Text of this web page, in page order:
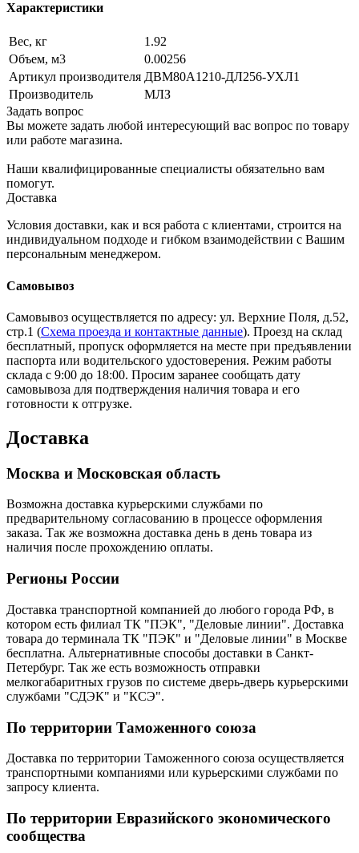
Характеристики
Вес, кг
1.92
Объем, м3
0.00256
Артикул производителя ДВМ80А1210-ДЛ256-УХЛ1
Производитель
МЛЗ
Задать вопрос
Вы можете задать любой интересующий вас вопрос по товару
или работе магазина.
Наши квалифицированные специалисты обязательно вам
помогут.
Доставка
Условия доставки, как и вся работа с клиентами, строится на
индивидуальном подходе и гибком взаимодействии с Вашим
персональным менеджером.
Самовывоз
Самовывоз осуществляется по адресу: ул. Верхние Поля, д.52,
стр.1 (Схема проезда и контактные данные). Проезд на склад
бесплатный, пропуск оформляется на месте при предъявлении
паспорта или водительского удостоверения. Режим работы
склада с 9:00 до 18:00. Просим заранее сообщать дату
самовывоза для подтверждения наличия товара и его
готовности к отгрузке.
Доставка
Москва и Московская область
Возможна доставка курьерскими службами по
предварительному согласованию в процессе оформления
заказа. Так же возможна доставка день в день товара из
наличия после прохождению оплаты.
Регионы России
Доставка транспортной компанией до любого города РФ, в
котором есть филиал ТК "ПЭК", "Деловые линии". Доставка
товара до терминала ТК "ПЭК" и "Деловые линии" в Москве
бесплатна. Альтернативные способы доставки в Санкт-
Петербург. Так же есть возможность отправки
мелкогабаритных грузов по системе дверь-дверь курьерскими
службами "СДЭК" и "КСЭ".
По территории Таможенного союза
Доставка по территории Таможенного союза осуществляется
транспортными компаниями или курьерскими службами по
запросу клиента.
По территории Евразийского экономического
сообщества